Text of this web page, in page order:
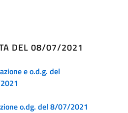
DEL 08/07/2021
e o.d.g. del
o.dg. del 8/07/2021